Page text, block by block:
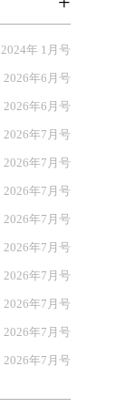
2024年 1月号
2026年6月号
2026年6月号
2026年7月号
2026年7月号
2026年7月号
2026年7月号
2026年7月号
2026年7月号
2026年7月号
2026年7月号
2026年7月号